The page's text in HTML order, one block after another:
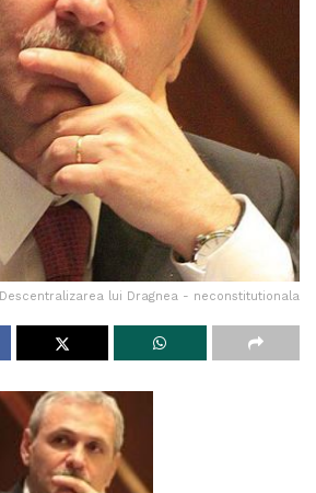
Descentralizarea lui Dragnea - neconstitutionala